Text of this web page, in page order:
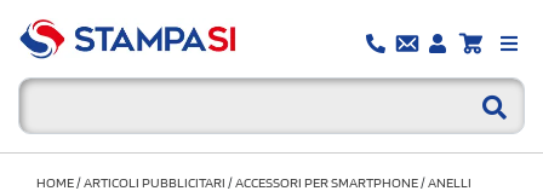
HOME/ARTICOLI PUBBLICITARI /ACCESSORI PER SMARTPHONE/ANELLI